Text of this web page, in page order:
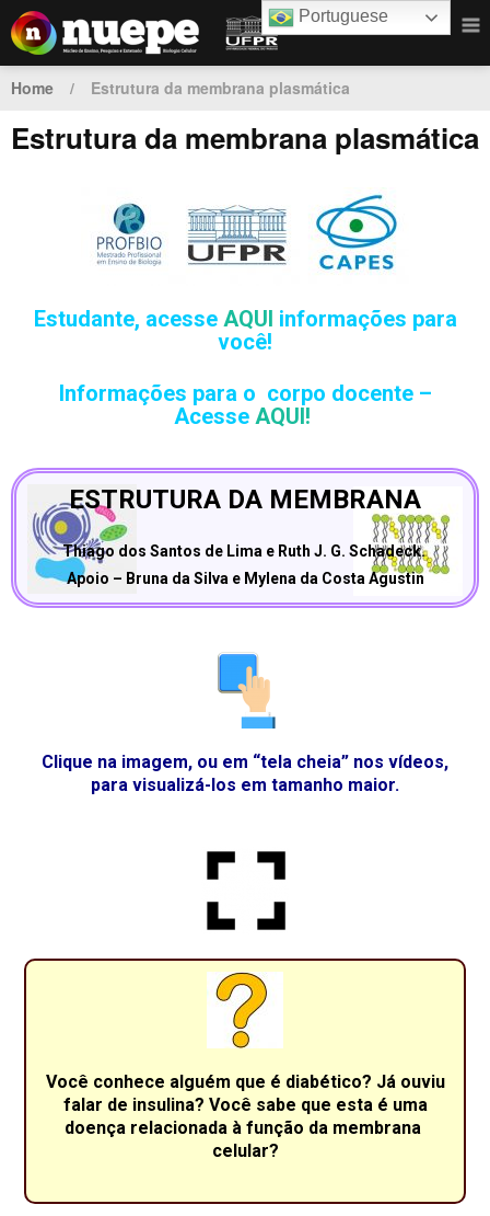
Home / Estrutura da membrana plasmática
Estrutura da membrana plasmática
Estudante, acesse AQUI informações para
você!
Informações para o corpo docente –
Acesse AQUI!
ESTRUTURA DA MEMBRANA
Thiago dos Santos de Lima e Ruth J. G. Schadeck.
Apoio – Bruna da Silva e Mylena da Costa Agustin
Clique na imagem, ou em “tela cheia” nos vídeos,
para visualizá-los em tamanho maior.
Você conhece alguém que é diabético? Já ouviu
falar de insulina? Você sabe que esta é uma
doença relacionada à função da membrana
celular?
Portuguese